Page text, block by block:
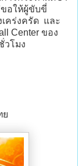
ขอให้ผู้ขับขี่
คร่งครัด และ
Center ของ
วโมง
ย